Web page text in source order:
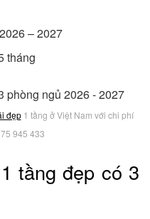
– 2027
tháng
đẹp1 tầng ở Việt Nam với chi phí
945 433
tầng đẹp có 3